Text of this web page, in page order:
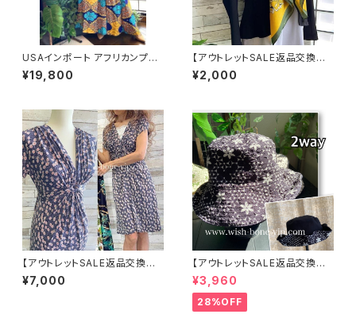
USAインポート アフリカンプリ
ント ロングドレス｜アレンジ次
第なマキシワンピース｜ビビット
¥19,800
【アウトレットSALE返品交換不
可8/20まで】【フランスインポー
ト】 90cm大判スクエア 室内ス
¥2,000
【アウトレットSALE返品交換不
可フランス製インポートワンピー
ス｜FIFILLES de PARIS フィ
¥7,000
【アウトレットSALE返品交換不
可8/20まで】ワッフル立体フラワ
ー＆無地 2way リバーシブルハ
ット・ワイヤー入り変形ハット・フ
ラワー帽子【ブラック】
¥3,960
28%OFF